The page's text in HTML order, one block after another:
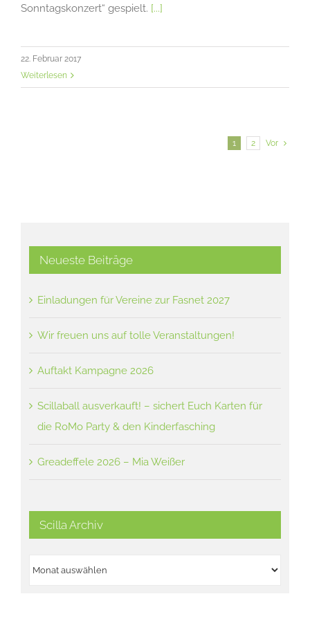
Sonntagskonzert“ gespielt. [...]
22. Februar 2017
Weiterlesen
1 2 Vor
Neueste Beiträge
Einladungen für Vereine zur Fasnet 2027
Wir freuen uns auf tolle Veranstaltungen!
Auftakt Kampagne 2026
Scillaball ausverkauft! – sichert Euch Karten für
die RoMo Party & den Kinderfasching
Greadeffele 2026 – Mia Weißer
Scilla Archiv
Scilla